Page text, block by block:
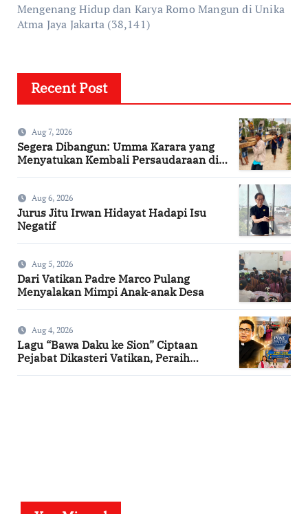
Mengenang Hidup dan Karya Romo Mangun di Unika
Atma Jaya Jakarta (38,141)
Recent Post
Aug 7, 2026
Segera Dibangun: Umma Karara yang
Menyatukan Kembali Persaudaraan di
Aug 6, 2026
Jurus Jitu Irwan Hidayat Hadapi Isu
Negatif
Aug 5, 2026
Dari Vatikan Padre Marco Pulang
Menyalakan Mimpi Anak-anak Desa
Aug 4, 2026
Lagu “Bawa Daku ke Sion” Ciptaan
Pejabat Dikasteri Vatikan, Peraih